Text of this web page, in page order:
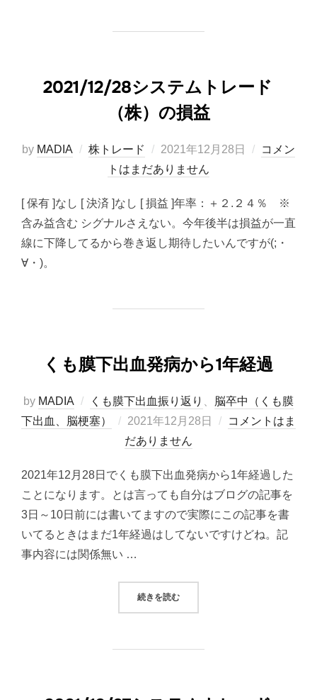
2021/12/28システムトレード
（株）の損益
by MADIA 株トレード
投
稿
2021年12月28日
コメン
トはまだありません
[ 保有 ]なし [ 決済 ]なし [ 損益 ]年率：＋２.２４％ ※
含み益含む シグナルさえない。今年後半は損益が一直
線に下降してるから巻き返し期待したいんですが(;・
∀・)。
くも膜下出血発病から1年経過
by MADIA くも膜下出血振り返り
脳卒中（くも膜
下出血、脳梗塞）
投
稿
2021年12月28日
コメントはま
だありません
2021年12月28日でくも膜下出血発病から1年経過した
ことになります。とは言っても自分はブログの記事を
3日～10日前には書いてますので実際にこの記事を書
いてるときはまだ1年経過はしてないですけどね。記
事内容には関係無い …
続きを読む“くも膜下出血発病から1年経過”